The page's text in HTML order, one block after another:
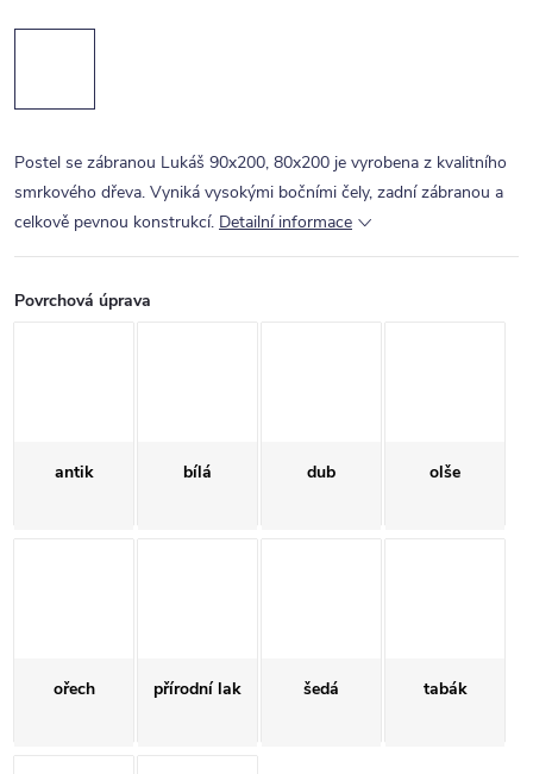
Postel se zábranou Lukáš 90x200, 80x200 je vyrobena z kvalitního
smrkového dřeva. Vyniká vysokými bočními čely, zadní zábranou a
celkově pevnou konstrukcí. Detailní informace
Povrchová úprava
antik bílá dub olše
ořech přírodní lak šedá tabák